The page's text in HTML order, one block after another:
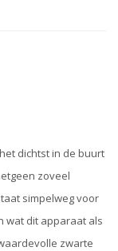
dichtst in de buurt
zoveel
simpelweg voor
wat dit apparaat als
zwarte